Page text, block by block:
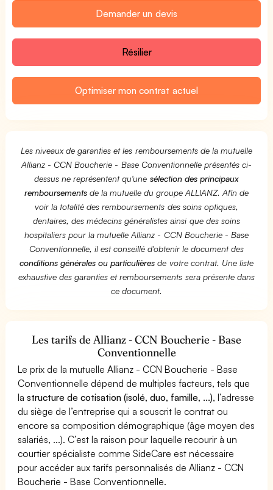
Demander un devis
Résilier
Optimiser mon contrat actuel
Les niveaux de garanties et les remboursements de la mutuelle
Allianz - CCN Boucherie - Base Conventionnelle présentés ci-
dessus ne représentent qu'une sélection des principaux
remboursementsde la mutuelle du groupe ALLIANZ. Afin de
voir la totalité des remboursements des soins optiques,
dentaires, des médecins généralistes ainsi que des soins
hospitaliers pour la mutuelle Allianz - CCN Boucherie - Base
Conventionnelle, il est conseillé d'obtenir le document des
conditions générales ou particulières de votre contrat. Une liste
exhaustive des garanties et remboursements sera présente dans
ce document.
Les tarifs de Allianz - CCN Boucherie - Base
Conventionnelle
Le prix de la mutuelle Allianz - CCN Boucherie - Base
Conventionnelle dépend de multiples facteurs, tels que
lastructure de cotisation (isolé, duo, famille, ...), l’adresse
du siège de l’entreprise qui a souscrit le contrat ou
encore sa composition démographique (âge moyen des
salariés, ...). C’est la raison pour laquelle recourir à un
courtier spécialiste comme SideCare est nécessaire
pour accéder aux tarifs personnalisés de Allianz - CCN
Boucherie - Base Conventionnelle.